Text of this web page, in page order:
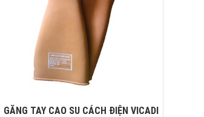
GĂNG TAY CAO SU CÁCH ĐIỆN VICADI